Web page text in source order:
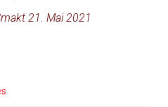
21. Mai 2021